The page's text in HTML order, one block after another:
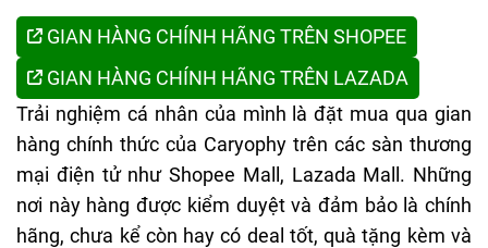
GIAN HÀNG CHÍNH HÃNG TRÊN SHOPEE
GIAN HÀNG CHÍNH HÃNG TRÊN LAZADA
Trải nghiệm cá nhân của mình là đặt mua qua gian
hàng chính thức của Caryophy trên các sàn thương
mại điện tử như Shopee Mall , Lazada Mall. Những
nơi này hàng được kiểm duyệt và đảm bảo là chính
hãng, chưa kể còn hay có deal tốt, quà tặng kèm và